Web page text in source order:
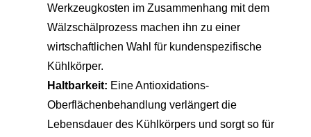
Werkzeugkosten im Zusammenhang mit dem
Wälzschälprozess machen ihn zu einer
wirtschaftlichen Wahl für kundenspezifische
Kühlkörper.
Haltbarkeit: Eine Antioxidations-
Oberflächenbehandlung verlängert die
Lebensdauer des Kühlkörpers und sorgt so für